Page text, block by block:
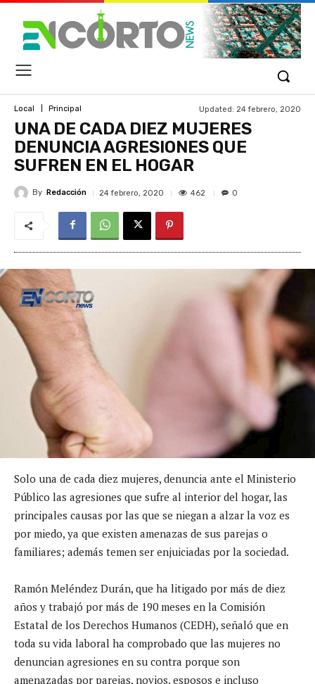
Local Principal Updated: 24 febrero, 2020
UNA DE CADA DIEZ MUJERES
DENUNCIA AGRESIONES QUE
SUFREN EN EL HOGAR
By Redacción 24 febrero, 2020 462 0
Solo una de cada diez mujeres, denuncia ante el Ministerio
Público las agresiones que sufre al interior del hogar, las
principales causas por las que se niegan a alzar la voz es
por miedo, ya que existen amenazas de sus parejas o
familiares; además temen ser enjuiciadas por la sociedad.
Ramón Meléndez Durán, que ha litigado por más de diez
años y trabajó por más de 190 meses en la Comisión
Estatal de los Derechos Humanos (CEDH), señaló que en
toda su vida laboral ha comprobado que las mujeres no
denuncian agresiones en su contra porque son
amenazadas por parejas, novios, esposos e incluso